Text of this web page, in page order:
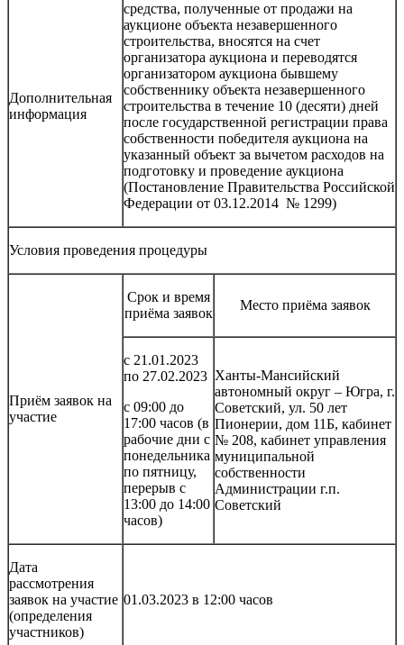
Дополнительная
информация
средства, полученные от продажи на
аукционе объекта незавершенного
строительства, вносятся на счет
организатора аукциона и переводятся
организатором аукциона бывшему
собственнику объекта незавершенного
строительства в течение 10 (десяти) дней
после государственной регистрации права
собственности победителя аукциона на
указанный объект за вычетом расходов на
подготовку и проведение аукциона
(Постановление Правительства Российской
Федерации от 03.12.2014 № 1299)
Условия проведения процедуры
Приём заявок на
участие
Срок и время
приёма заявок
Место приёма заявок
с 21.01.2023
по 27.02.2023
с 09:00 до
17:00 часов (в
рабочие дни с
понедельника
по пятницу,
перерыв с
13:00 до 14:00
часов)
Ханты-Мансийский
автономный округ – Югра, г.
Советский, ул. 50 лет
Пионерии, дом 11Б, кабинет
№ 208, кабинет управления
муниципальной
собственности
Администрации г.п.
Советский
Дата
рассмотрения
заявок на участие
(определения
участников)
01.03.2023 в 12:00 часов